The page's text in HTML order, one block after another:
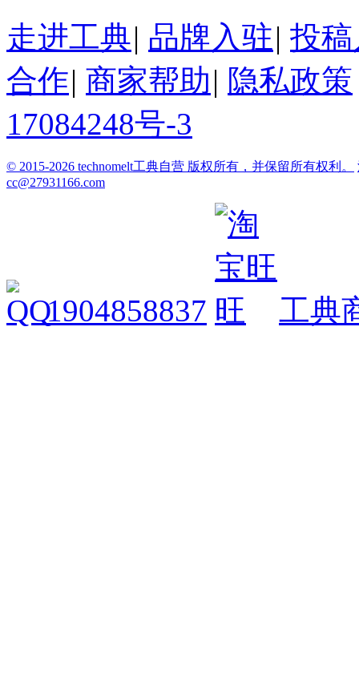
走进工典| 品牌入驻| 投
合作| 商家帮助| 隐私政策
17084248号-3
© 2015-2026 technomelt工典自营 版权所有，并保留所有权利。
cc@27931166.com
1904858837 工典